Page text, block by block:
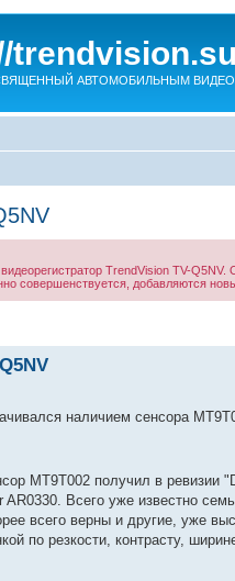
trendvision.su
АВТОМОБИЛЬНЫМ
TrendVision TV-
совершенствуется, добавляются
наличием сенсора
MT9T002 получил в ревизии
Всего уже известно
всего верны и другие, уже
по резкости, контрасту,